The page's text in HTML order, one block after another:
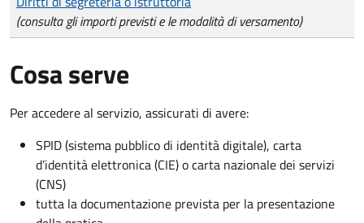
(consulta gli importi previsti e le modalità di versamento)
Cosa serve
Per accedere al servizio, assicurati di avere:
SPID (sistema pubblico di identità digitale), carta
d’identità elettronica (CIE) o carta nazionale dei servizi
(CNS)
tutta la documentazione prevista per la presentazione